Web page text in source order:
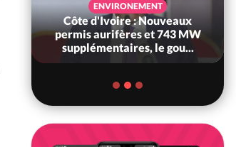
ENVIRONEMENT
Côte d'Ivoire : Nouveaux
permis aurifères et 743 MW
supplémentaires, le gou...